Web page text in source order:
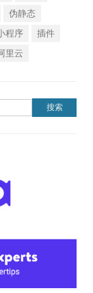
伪静态
程序
插件
里云